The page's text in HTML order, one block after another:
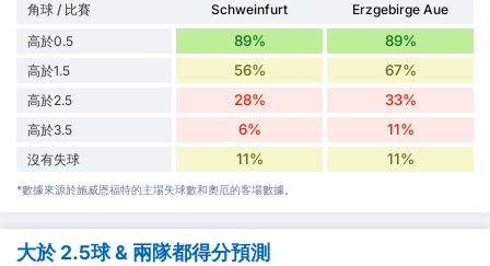
角球 / 比賽 Schweinfurt
Erzgebirge Aue
高於0.5
89% 89%
高於1.5 56% 67%
高於2.5 28% 33%
高於3.5 6% 11%
沒有失球 11% 11%
*數據來源於施威恩福特的主場失球數和奧厄的客場數據。
大於 2.5球 & 兩隊都得分預測